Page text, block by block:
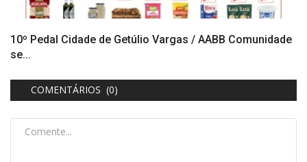
10º Pedal Cidade de Getúlio Vargas / AABB Comunidade
se...
COMENTÁRIOS (0)